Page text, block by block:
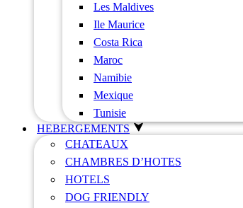
Les Maldives
Ile Maurice
Costa Rica
Maroc
Namibie
Mexique
Tunisie
HEBERGEMENTS
CHATEAUX
CHAMBRES D’HOTES
HOTELS
DOG FRIENDLY